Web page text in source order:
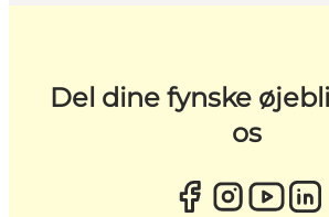
Del dine fynske
os